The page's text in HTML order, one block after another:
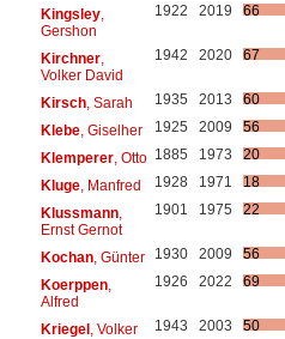
Kingsley,
Gershon
1922 2019 66
Kirchner,
Volker David
1942 2020 67
Kirsch, Sarah 1935 2013
60
Klebe, Giselher 1925 2009
56
Klemperer, Otto 1885 1973
20
Kluge, Manfred 1928 1971
18
Klussmann,
Ernst Gernot
1901 1975 22
Kochan, Günter 1930 2009
56
Koerppen,
Alfred
1926 2022 69
Kriegel, Volker 1943 2003
50